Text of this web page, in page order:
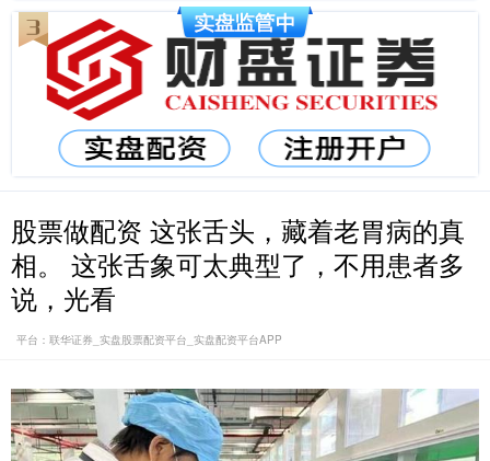
股票做配资 这张舌头，藏着老胃病的真
相。 这张舌象可太典型了，不用患者多
说，光看
平台：联华证券_实盘股票配资平台_实盘配资平台APP